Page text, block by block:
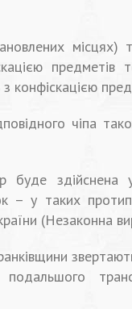
місцях)
предметів
чіпа
буде здійснена
– у таких
(Незаконна